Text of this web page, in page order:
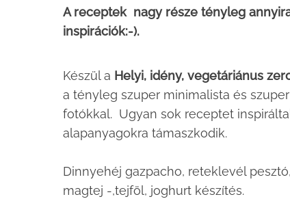
A receptek nagy része tényleg
inspirációk:-).
Készül a Helyi, idény, vegetáriánus
a tényleg szuper minimalista és
fotókkal. Ugyan sok receptet
alapanyagokra támaszkodik.
Dinnyehéj gazpacho, reteklevél
magtej -,tejföl, joghurt készítés.